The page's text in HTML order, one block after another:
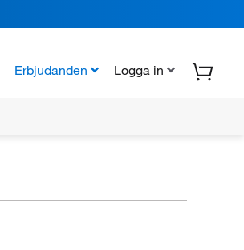
Erbjudanden Logga in